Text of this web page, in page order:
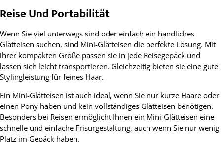
Reise Und Portabilität
Wenn Sie viel unterwegs sind oder einfach ein handliches
Glätteisen suchen, sind Mini-Glätteisen die perfekte Lösung. Mit
ihrer kompakten Größe passen sie in jede Reisegepäck und
lassen sich leicht transportieren. Gleichzeitig bieten sie eine gute
Stylingleistung für feines Haar.
Ein Mini-Glätteisen ist auch ideal, wenn Sie nur kurze Haare oder
einen Pony haben und kein vollständiges Glätteisen benötigen.
Besonders bei Reisen ermöglicht Ihnen ein Mini-Glätteisen eine
schnelle und einfache Frisurgestaltung, auch wenn Sie nur wenig
Platz im Gepäck haben.